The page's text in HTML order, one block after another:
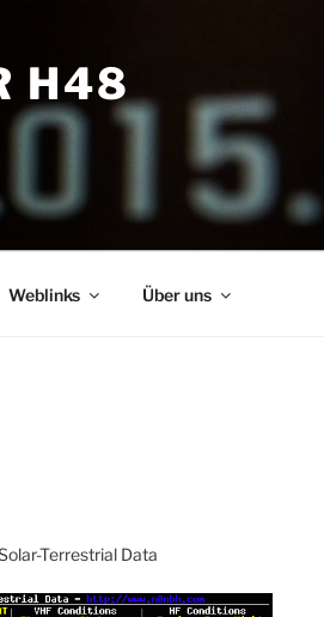
H48
Weblinks Über uns
Terrestrial Data